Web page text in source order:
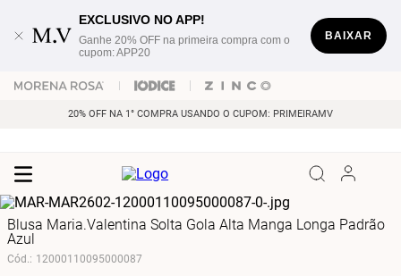
EXCLUSIVO NO APP!
Ganhe 20% OFF na primeira compra com o
cupom: APP20
BAIXAR
20% OFF NA 1° COMPRA USANDO O CUPOM: PRIMEIRAMV
Blusa Maria.Valentina Solta Gola Alta Manga Longa Padrão
Azul
Cód.: 12000110095000087